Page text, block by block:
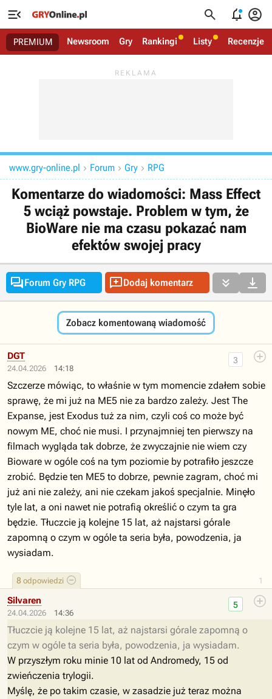
   
PREMIUM Newsroom Gry Rankingi Listy Recenzje
www.gry-online.pl  Forum  Gry  RPG
Komentarze do wiadomości: Mass Effect
5 wciąż powstaje. Problem w tym, że
BioWare nie ma czasu pokazać nam
efektów swojej pracy
Forum Gry RPG Dodaj komentarz  
Zobacz komentowaną wiadomość
24.04.2026 14:18
1
3
8 odpowiedzi
DGT
Szczerze mówiąc, to właśnie w tym momencie zdałem sobie
sprawę, że mi już na ME5 nie za bardzo zależy. Jest The
Expanse, jest Exodus tuż za nim, czyli coś co może być
nowym ME, choć nie musi. I przynajmniej ten pierwszy na
filmach wygląda tak dobrze, że zwyczajnie nie wiem czy
Bioware w ogóle coś na tym poziomie by potrafiło jeszcze
zrobić. Będzie ten ME5 to dobrze, pewnie zagram, choć mi
już ani nie zależy, ani nie czekam jakoś specjalnie. Minęło
tyle lat, a oni nawet nie potrafią określić o czym ta gra
będzie. Tłuczcie ją kolejne 15 lat, aż najstarsi górale
zapomną o czym w ogóle ta seria była, powodzenia, ja
wysiadam.
24.04.2026 14:36
5
Silvaren
Tłuczcie ją kolejne 15 lat, aż najstarsi górale zapomną o
czym w ogóle ta seria była, powodzenia, ja wysiadam.
W przyszłym roku minie 10 lat od Andromedy, 15 od
zwieńczenia trylogii.
Myślę, że po takim czasie, w zasadzie już teraz można